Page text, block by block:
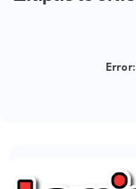
Error: